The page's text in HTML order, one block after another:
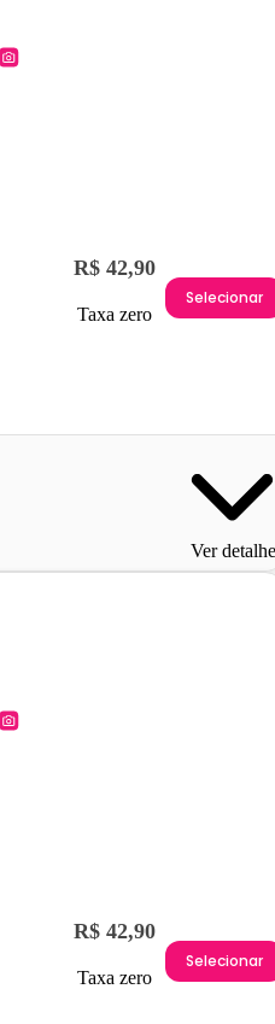
R$ 42,90
Taxa zero
Selecionar
Ver
R$ 42,90
Taxa zero
Selecionar